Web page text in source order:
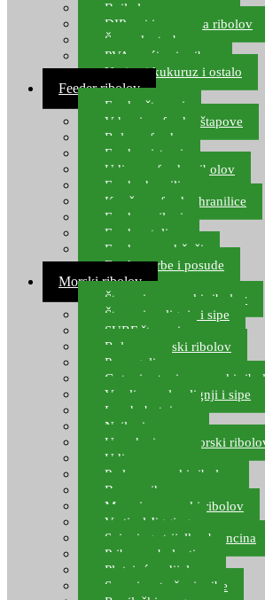
Boile lovne
DIP-ovi i arome za ribolov
Šaranske torbe
PVA vrećice i pribor
Umjetni kukuruz i ostalo
Feeder ribolov
Feeder štapovi
Vrhovi za feeder štapove
Role za feeder
Feeder sistemi
Udice za feeder ribolov
Feeder hranilice
Kopče za feeder hranilice
Feeder najloni
Feeder stolice
Feeder arm držači
Feeder torbe i posude
Morski ribolov
Štapovi za morski ribolov
Štapovi za lignje i sipe
SURF štapovi
Role za morski ribolov
Parangali
Gotovi setovi za morski
Varalice za lov lignji i sipe
Lov hobotnice
Najloni za more
Upredenice za morski
Udice za more
Perle za morski ribolov
Brum prihrana za more
Mamci za morski ribolov
Vertical Jigging
Spinning strijelke, brancina
Pribor za bolentino
Plutajuća odijela
Sonari za traženje ribe